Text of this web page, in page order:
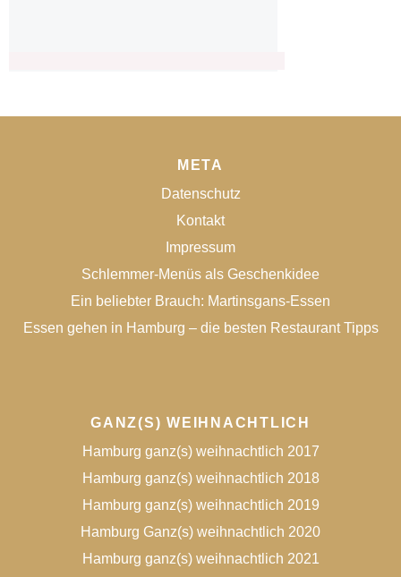
META
Datenschutz
Kontakt
Impressum
Schlemmer-Menüs als Geschenkidee
Ein beliebter Brauch: Martinsgans-Essen
Essen gehen in Hamburg – die besten Restaurant Tipps
GANZ(S) WEIHNACHTLICH
Hamburg ganz(s) weihnachtlich 2017
Hamburg ganz(s) weihnachtlich 2018
Hamburg ganz(s) weihnachtlich 2019
Hamburg Ganz(s) weihnachtlich 2020
Hamburg ganz(s) weihnachtlich 2021